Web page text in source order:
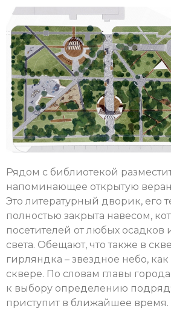
Рядом с библиотекой
напоминающее открытую
Это литературный дворик, его
полностью закрыта навесом,
посетителей от любых осадков
света. Обещают, что также в
гирляндка – звездное небо,
сквере. По словам главы
к выбору определению
приступит в ближайшее время.